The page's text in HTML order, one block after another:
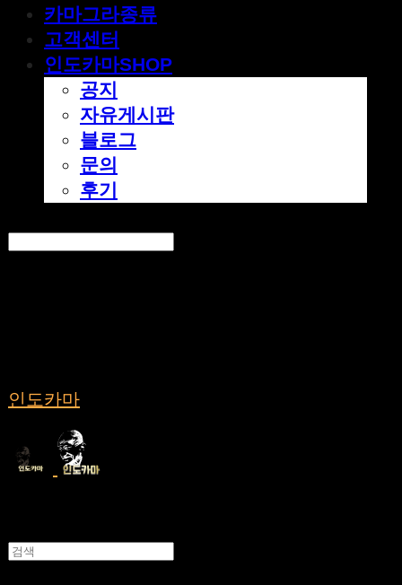
카마그라종류
고객센터
인도카마SHOP
공지
자유게시판
블로그
문의
후기
인도카마